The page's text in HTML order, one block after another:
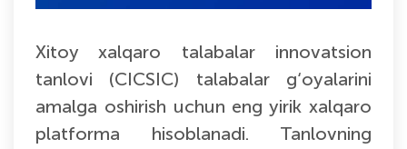
Xitoy xalqaro talabalar innovatsion
tanlovi (CICSIC) talabalar g‘oyalarini
amalga oshirish uchun eng yirik xalqaro
platforma hisoblanadi. Tanlovning